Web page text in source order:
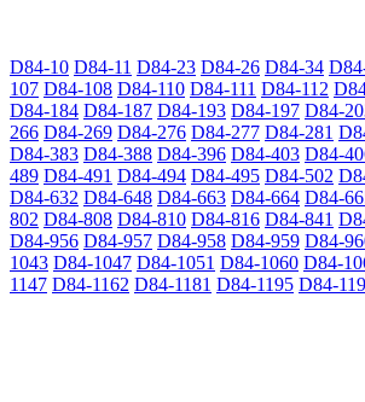
D84-10 D84-11 D84-23 D84-26 D84-34
107 D84-108 D84-110 D84-111 D84-112
D84-184 D84-187 D84-193 D84-197 D84-
266 D84-269 D84-276 D84-277 D84-281
D84-383 D84-388 D84-396 D84-403 D84-
489 D84-491 D84-494 D84-495 D84-502
D84-632 D84-648 D84-663 D84-664 D84-
802 D84-808 D84-810 D84-816 D84-841
D84-956 D84-957 D84-958 D84-959 D84-
1043 D84-1047 D84-1051 D84-1060 D84-
1147 D84-1162 D84-1181 D84-1195 D84-